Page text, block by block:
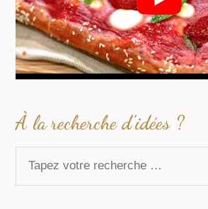
À la recherche d’idées ?